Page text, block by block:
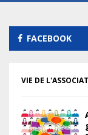
FACEBOOK
VIE DE